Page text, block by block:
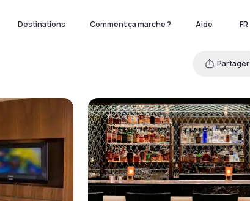
Destinations Comment ça marche ? Aide FR
Partager